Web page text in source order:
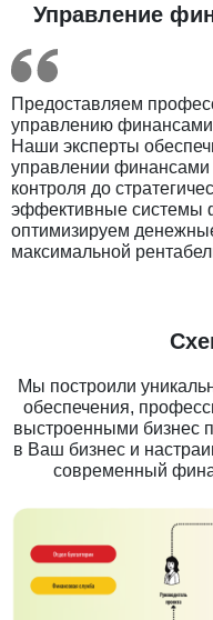
Управление
Предоставляем
управлению
Наши эксперты
управлении финансами
контроля до
эффективные системы
оптимизируем
максимальной
Мы построили
обеспечения,
выстроенными бизнес
в Ваш бизнес и
современный